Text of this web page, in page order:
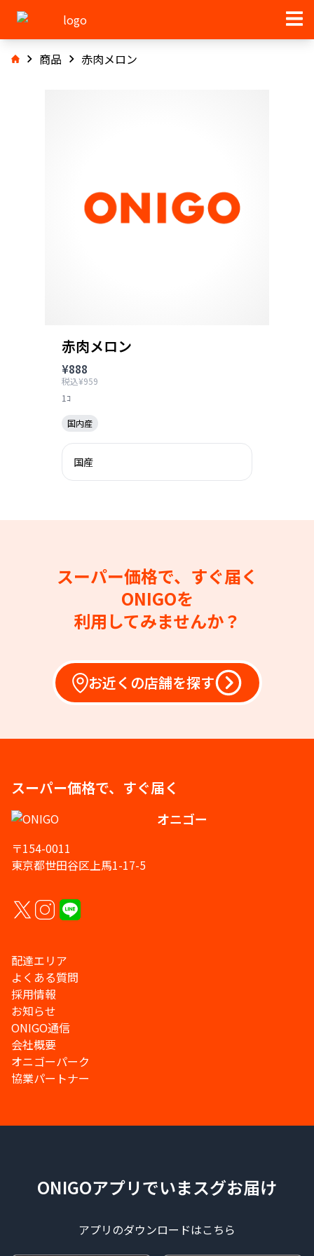
商品 赤肉メロン
赤肉メロン
¥888
税込¥959
1ｺ
国内産
国産
スーパー価格で、すぐ届く
ONIGOを
利用してみませんか？
お近くの店舗を探す
スーパー価格で、すぐ届く
オニゴー
〒154-0011
東京都世田谷区上馬1-17-5
配達エリア
よくある質問
採用情報
お知らせ
ONIGO通信
会社概要
オニゴーパーク
協業パートナー
ONIGOアプリでいまスグお届け
アプリのダウンロードはこちら